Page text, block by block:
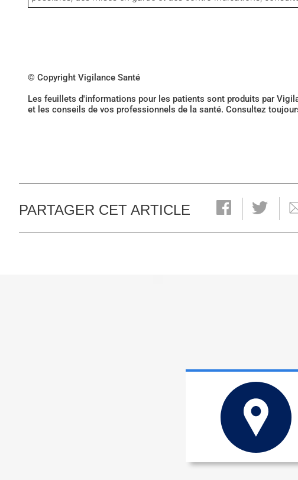
© Copyright Vigilance Santé
Les feuillets d'informations pour les patients sont produits par
et les conseils de vos professionnels de la santé. Consultez
PARTAGER CET ARTICLE